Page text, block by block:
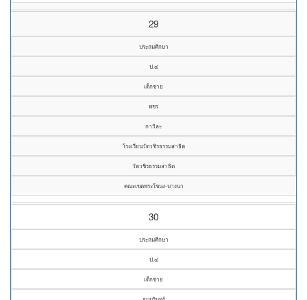
29
ประถมศึกษา
ป.๔
เด็กชาย
พชร
กาวิละ
โรงเรียนวัดวชิรธรรมสาธิต
วัดวชิรธรรมสาธิต
คณะเขตพระโขนง-บางนา
30
ประถมศึกษา
ป.๔
เด็กชาย